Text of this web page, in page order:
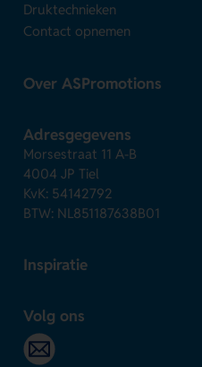
Druktechnieken
Contact opnemen
Over ASPromotions
Adresgegevens
Morsestraat 11 A-B
4004 JP Tiel
KvK: 54142792
BTW: NL851187638B01
Inspiratie
Volg ons